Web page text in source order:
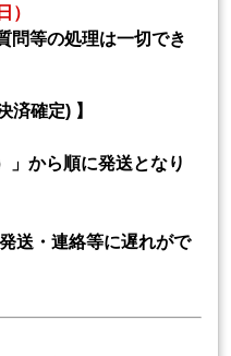
）
問等の処理は一切でき
済確定) 】
から順に発送となり
送・連絡等に遅れがで